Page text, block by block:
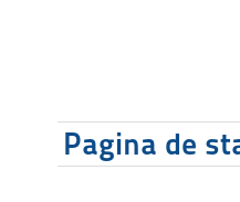
Pagina de